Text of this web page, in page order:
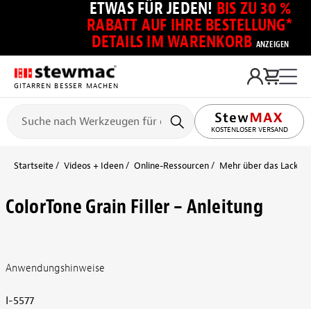
ETWAS FÜR JEDEN! BIS ZU 30 %
RABATT AUF IHRE BESTELLUNG*
DETAILS IM WARENKORB ANZEIGEN
GITARREN BESSER MACHEN
KOSTENLOSER VERSAND
Startseite Videos + Ideen Online-Ressourcen Mehr über das
ColorTone Grain Filler – Anleitung
Anwendungshinweise
I-5577